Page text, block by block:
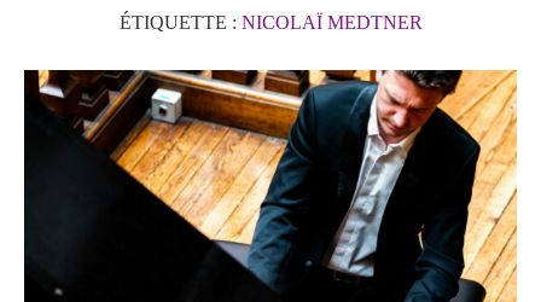
ÉTIQUETTE : NICOLAÏ MEDTNER